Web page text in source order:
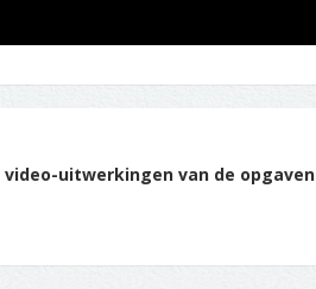
video-uitwerkingen van de opgaven